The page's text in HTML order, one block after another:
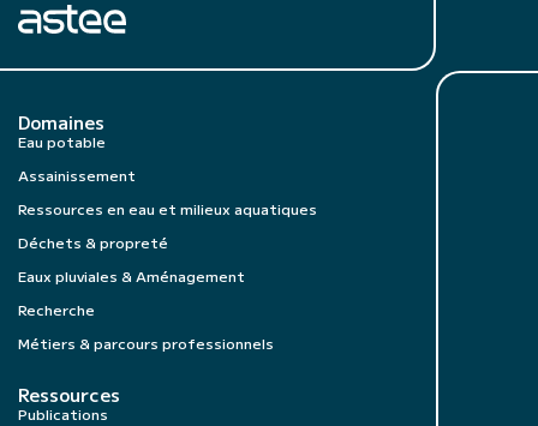
Domaines
Eau potable
Assainissement
Ressources en eau et milieux aquatiques
Déchets & propreté
Eaux pluviales & Aménagement
Recherche
Métiers & parcours professionnels
Ressources
Publications